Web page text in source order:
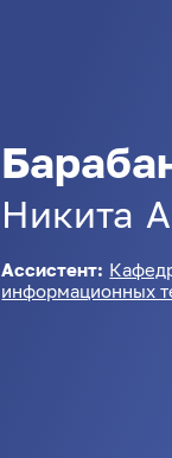
Никита
Ассистент:
информационных